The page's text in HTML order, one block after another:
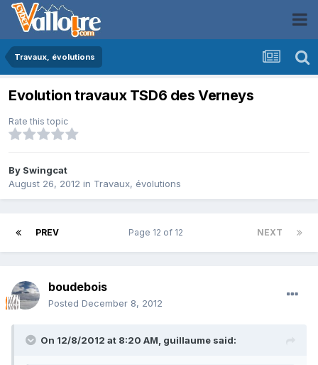
Travaux, évolutions
Evolution travaux TSD6 des Verneys
Rate this topic
By Swingcat
August 26, 2012 in Travaux, évolutions
PREV NEXT
Page 12 of 12
boudebois
Posted December 8, 2012
On 12/8/2012 at 8:20 AM, guillaume said: